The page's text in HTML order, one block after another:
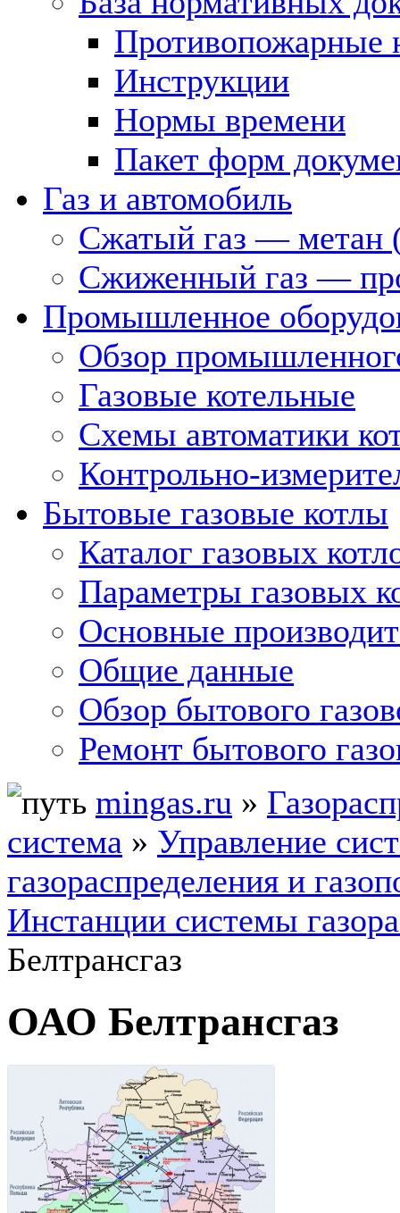
Противопожарные
Инструкции
Нормы времени
Пакет форм
Газ и автомобиль
Сжатый газ — метан
Сжиженный газ —
Промышленное
Обзор
Газовые котельные
Схемы автоматики
Контрольно-
Бытовые газовые котлы
Каталог газовых
Параметры газовых
Основные
Общие данные
Обзор бытового
Ремонт бытового
mingas.ru »
система » Управление
газораспределения и
Инстанции системы
Белтрансгаз
ОАО Белтрансгаз